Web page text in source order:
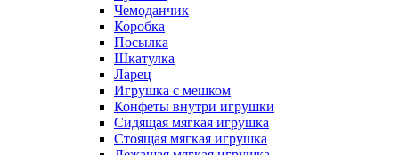
Чемоданчик
Коробка
Посылка
Шкатулка
Ларец
Игрушка с мешком
Конфеты внутри игрушки
Сидящая мягкая игрушка
Стоящая мягкая игрушка